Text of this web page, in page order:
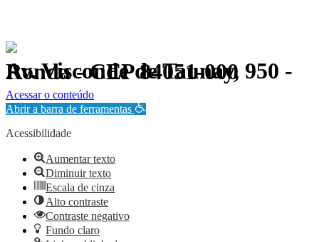
Av. Visconde de Taunay, 950 - Ronda - CEP 84051-000
Política de Privacidade.
Acessar o conteúdo
Abrir a barra de ferramentas
Acessibilidade
Aumentar texto
Diminuir texto
Escala de cinza
Alto contraste
Contraste negativo
Fundo claro